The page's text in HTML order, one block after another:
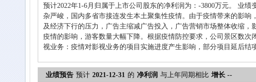
预计2022年1-6月归属于上市公司股东的净利润为：-3800万元。 业
杂严峻，国内多省市接连发生本土聚集性疫情。由于疫情带来的影
及经济下行的压力，广告主缩减广告投入，广告营销市场整体收缩
疫情的影响，游客数量大幅下降。根据疫情防控要求，公司景区数
视业务：疫情对影视业务的项目实施进度产生影响，部分项目延后结
业绩预告 预计 2021-12-31 的 净利润 与上年同期相比 增长 --